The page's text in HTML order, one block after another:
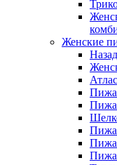
Женские
Назад